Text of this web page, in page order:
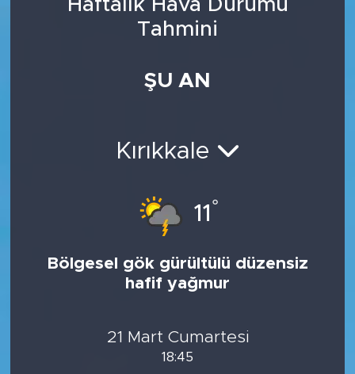
Haftalık Hava Durumu
Tahmini
ŞU AN
Kırıkkale
11 °
Bölgesel gök gürültülü düzensiz
hafif yağmur
21 Mart Cumartesi
18:45